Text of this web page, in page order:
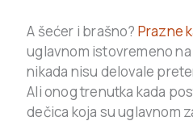
A šećer i brašno? Prazne
uglavnom istovremeno
nikada nisu delovale
Ali onog trenutka kada
dečica koja su uglavnom